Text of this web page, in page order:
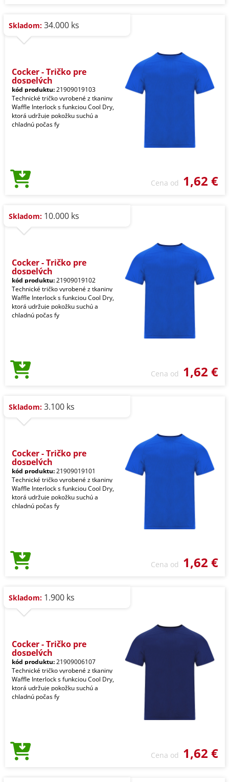
Skladom: 34.000 ks
Cocker - Tričko pre
dospelých
kód produktu:21909019103
Technické tričko vyrobené z tkaniny
Waffle Interlock s funkciou Cool Dry,
ktorá udržuje pokožku suchú a
chladnú počas fy
Cena od 1,62 €
Skladom: 10.000 ks
Cocker - Tričko pre
dospelých
kód produktu:21909019102
Technické tričko vyrobené z tkaniny
Waffle Interlock s funkciou Cool Dry,
ktorá udržuje pokožku suchú a
chladnú počas fy
Cena od 1,62 €
Skladom: 3.100 ks
Cocker - Tričko pre
dospelých
kód produktu:21909019101
Technické tričko vyrobené z tkaniny
Waffle Interlock s funkciou Cool Dry,
ktorá udržuje pokožku suchú a
chladnú počas fy
Cena od 1,62 €
Skladom: 1.900 ks
Cocker - Tričko pre
dospelých
kód produktu:21909006107
Technické tričko vyrobené z tkaniny
Waffle Interlock s funkciou Cool Dry,
ktorá udržuje pokožku suchú a
chladnú počas fy
Cena od 1,62 €